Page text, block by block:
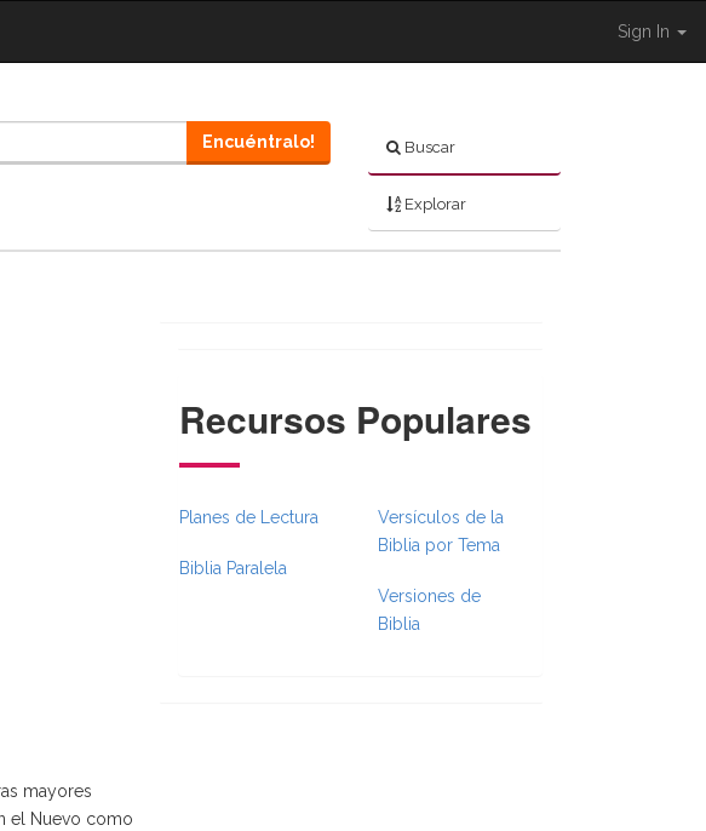
Sign In
Buscar
Explorar
Encuéntralo!
mayores
el Nuevo como
Recursos Populares
Planes de Lectura
Biblia Paralela
Versículos de la
Biblia por Tema
Versiones de
Biblia